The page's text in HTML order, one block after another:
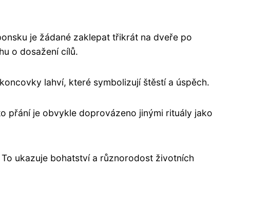
je žádané zaklepat třikrát na dveře po
o dosažení cílů.
lahví, které symbolizují štěstí a úspěch.
přání je obvykle doprovázeno jinými rituály jako
ukazuje bohatství a různorodost životních